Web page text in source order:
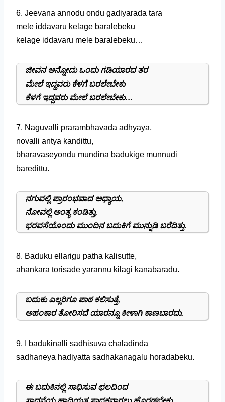
6. Jeevana annodu ondu gadiyarada tara
mele iddavaru kelage baralebeku
kelage iddavaru mele baralebeku…
ಜೀವನ ಅನ್ನೋದು ಒಂದು ಗಡಿಯಾರದ ತರ
ಮೇಲೆ ಇದ್ದವರು ಕೆಳಗೆ ಬರಲೇಬೇಕು
ಕೆಳಗೆ ಇದ್ದವರು ಮೇಲೆ ಬರಲೇಬೇಕು…
7. Naguvalli prarambhavada adhyaya,
novalli antya kandittu,
bharavaseyondu mundina badukige munnudi
baredittu.
ನಗುವಲ್ಲಿ ಪ್ರಾರಂಭವಾದ ಅಧ್ಯಾಯ,
ನೋವಲ್ಲಿ ಅಂತ್ಯ ಕಂಡಿತ್ತು,
ಭರವಸೆಯೊಂದು ಮುಂದಿನ ಬದುಕಿಗೆ ಮುನ್ನುಡಿ ಬರೆದಿತ್ತು.
8. Baduku ellarigu patha kalisutte,
ahankara torisade yarannu kilagi kanabaradu.
ಬದುಕು ಎಲ್ಲರಿಗೂ ಪಾಠ ಕಲಿಸುತ್ತೆ,
ಅಹಂಕಾರ ತೋರಿಸದೆ ಯಾರನ್ನೂ ಕೀಳಾಗಿ ಕಾಣಬಾರದು.
9. I badukinalli sadhisuva chaladinda
sadhaneya hadiyatta sadhakanagalu horadabeku.
ಈ ಬದುಕಿನಲ್ಲಿ ಸಾಧಿಸುವ ಛಲದಿಂದ